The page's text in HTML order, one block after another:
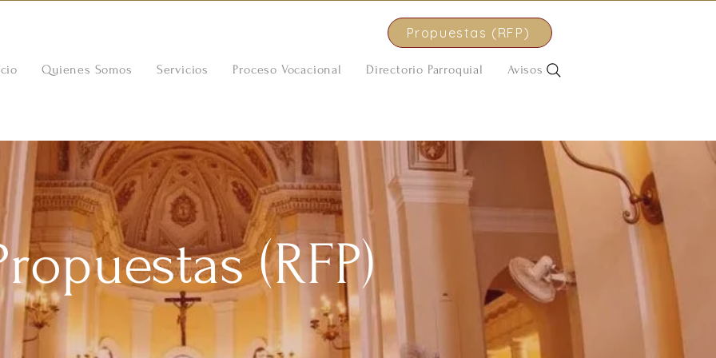
Propuestas (RFP)
Quienes Somos Servicios Proceso Vocacional Directorio Parroquial Avisos
(RFP)